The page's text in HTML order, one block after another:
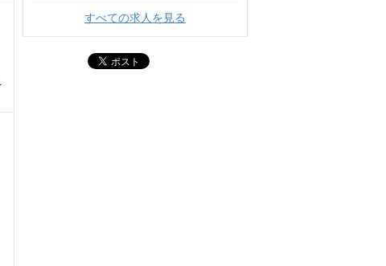
すべての求人を見る